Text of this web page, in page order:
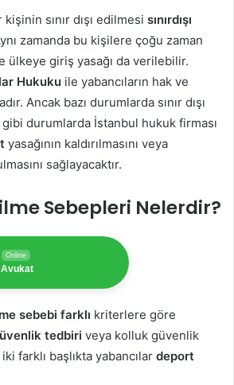
kişinin sınır dışı edilmesi sınırdışı
zamanda bu kişilere çoğu zaman
ülkeye giriş yasağı da verilebilir.
Hukuku ile yabancıların hak ve
Ancak bazı durumlarda sınır dışı
durumlarda İstanbul hukuk firması
yasağının kaldırılmasını veya
sağlayacaktır.
Sebepleri Nelerdir?
Online
sebebi farklı kriterlere göre
tedbiri veya kolluk güvenlik
farklı başlıkta yabancılar deport